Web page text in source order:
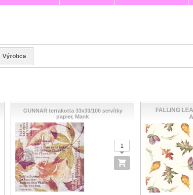
Výrobca
GUNNAR terrakotta 33x33/100 servítky
papier, Mank
FALLING